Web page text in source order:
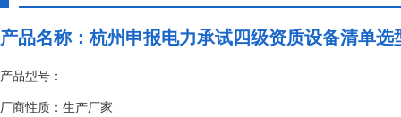
产品名称：杭州申报电力承试四级资质设备清单选
产品型号：
厂商性质：生产厂家